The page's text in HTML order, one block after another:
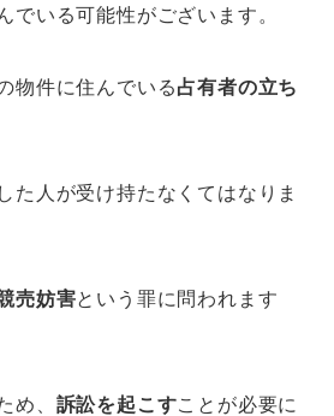
でいる可能性がございます。
物件に住んでいる占有者の立ち
た人が受け持たなくてはなりま
売妨害という罪に問われます
め、 訴訟を起こすことが必要に